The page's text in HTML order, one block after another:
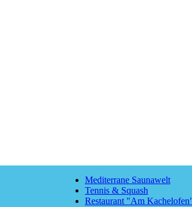
Mediterrane Saunawelt
Tennis & Squash
Restaurant "Am